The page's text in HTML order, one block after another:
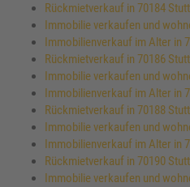
Rückmietverkauf in 70184
Immobilie verkaufen und
Immobilienverkauf im Alter in
Rückmietverkauf in 70186
Immobilie verkaufen und
Immobilienverkauf im Alter in
Rückmietverkauf in 70188
Immobilie verkaufen und
Immobilienverkauf im Alter in
Rückmietverkauf in 70190
Immobilie verkaufen und